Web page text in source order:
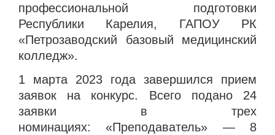
профессиональной подготовки
Республики Карелия, ГАПОУ РК
«Петрозаводский базовый медицинский
колледж».
1 марта 2023 года завершился прием
заявок на конкурс. Всего подано 24
заявки в трех
номинациях: «Преподаватель» — 8